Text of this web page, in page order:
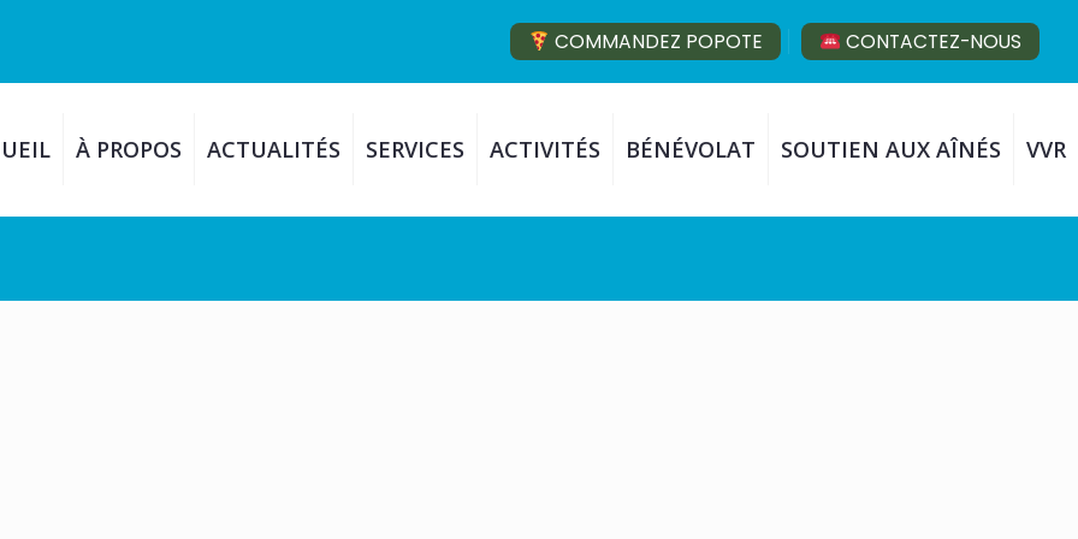
COMMANDEZ POPOTE CONTACTEZ-NOUS
À PROPOS ACTUALITÉS SERVICES ACTIVITÉS BÉNÉVOLAT SOUTIEN AUX AÎNÉS VVR